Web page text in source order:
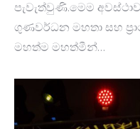
පැවැත්වුණි.මෙ⁣ම
ගුණවර්ධන මහතා සහ
මහත්ම මහත්මීන්…